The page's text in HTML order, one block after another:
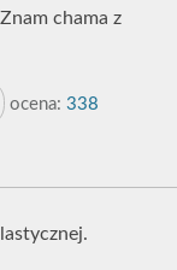
chama z
ocena: 338